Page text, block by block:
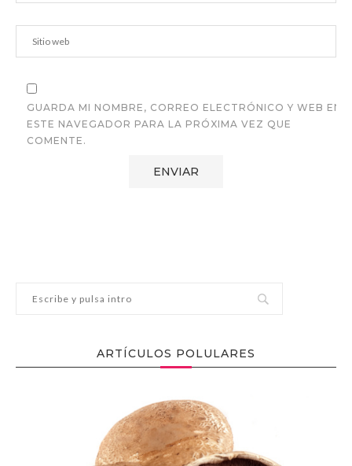
GUARDA MI NOMBRE, CORREO ELECTRÓNICO Y WEB EN
ESTE NAVEGADOR PARA LA PRÓXIMA VEZ QUE
COMENTE.
ARTÍCULOS POLULARES